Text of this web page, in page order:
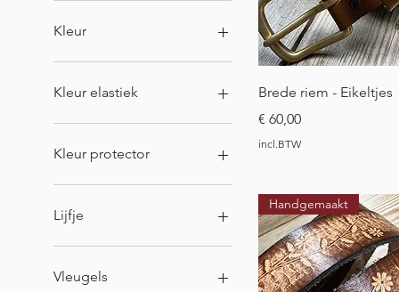
Kleur
Kleur elastiek
Kleur protector
Lijfje
Vleugels
Snel overzicht
Brede riem - Eikeltjes
Prijs
€ 60,00
incl.BTW
Handgemaakt